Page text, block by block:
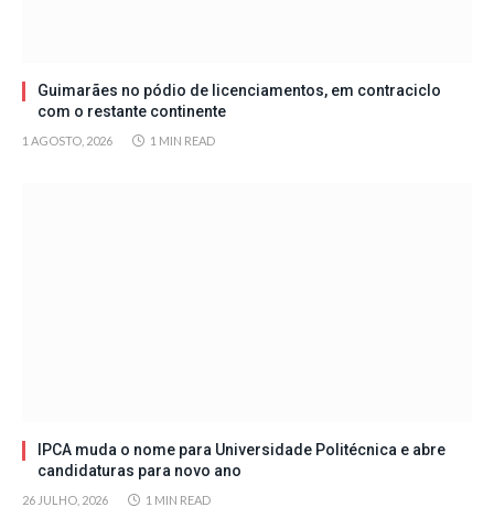
Guimarães no pódio de licenciamentos, em contraciclo
com o restante continente
1 AGOSTO, 2026 1 MIN READ
IPCA muda o nome para Universidade Politécnica e abre
candidaturas para novo ano
26 JULHO, 2026 1 MIN READ